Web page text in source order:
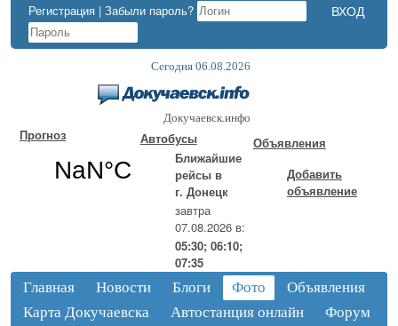
Регистрация | Забыли пароль?
Сегодня 06.08.2026
Докучаевск.инфо
Прогноз
Автобусы
Ближайшие
рейсы в
г. Донецк
завтра
07.08.2026 в:
05:30; 06:10;
07:35
Объявления
Добавить
объявление
Главная Новости Блоги Фото
Объявления
Карта Докучаевска
Автостанция онлайн Форум